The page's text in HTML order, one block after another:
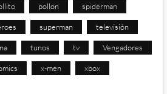
pollon spiderman
superman televisión
tunos tv Vengadores
x-men xbox